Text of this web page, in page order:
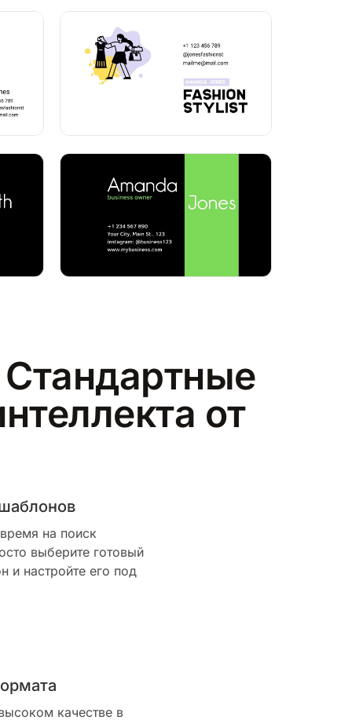
от
на поиск
выберите готовый
и настройте его под
качестве в